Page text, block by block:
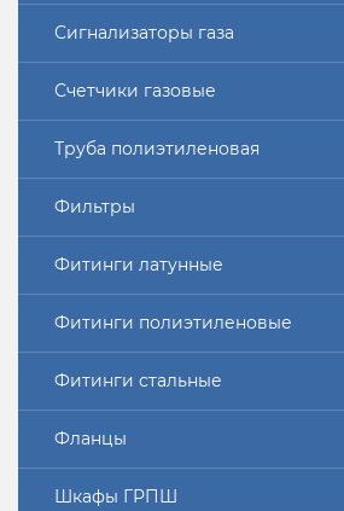
Сигнализаторы газа
Счетчики газовые
Труба полиэтиленовая
Фильтры
Фитинги латунные
Фитинги полиэтиленовые
Фитинги стальные
Фланцы
Шкафы ГРПШ